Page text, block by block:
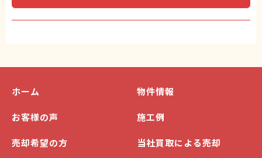
ホーム 物件情報
お客様の声 施工例
売却希望の方 当社買取による売却